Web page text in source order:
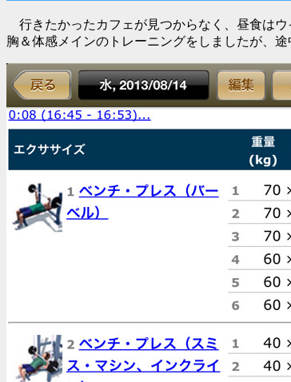
行きたかったカフェが見つからなく、昼食はウ
胸＆体感メインのトレーニングをしましたが、